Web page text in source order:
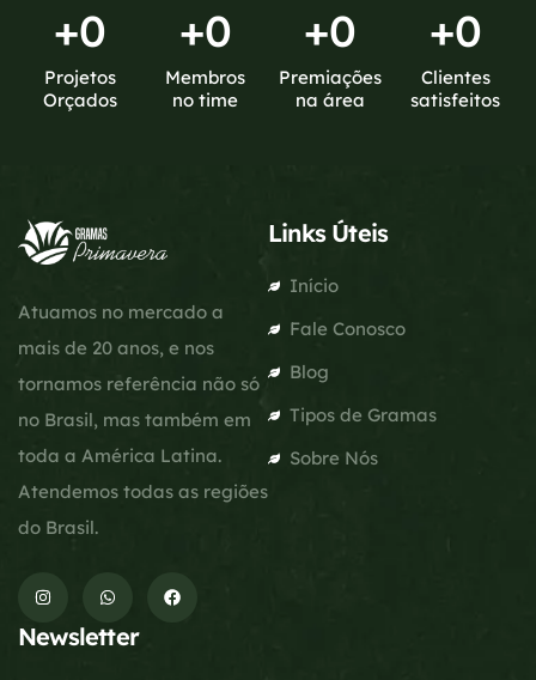
+0
Projetos
Orçados
+0
Membros
no time
+0
Premiações
na área
+0
Clientes
satisfeitos
Atuamos no mercado a
mais de 20 anos, e nos
tornamos referência não só
no Brasil, mas também em
toda a América Latina.
Atendemos todas as regiões
do Brasil.
Links Úteis
Início
Fale Conosco
Blog
Tipos de Gramas
Sobre Nós
Newsletter